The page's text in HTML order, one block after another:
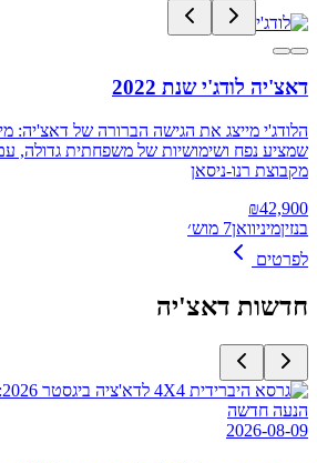
דאצ'יה לודג'י שנת 2022
הלודג'י מייצג את הגישה הברורה של דאצ'יה:
שמציע נפח ושימושיות של משפחתית גדולה,
מקבוצת רנו‑ניסאן
₪42,900
בנזיןמיניוואן7 מוש׳
לפרטים
חדשות דאצ'יה
הנעה חדשה
2026-08-09